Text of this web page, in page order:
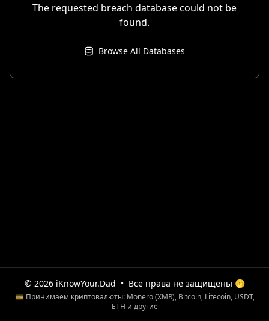
The requested breach database could not be
found.
Browse All Databases
© 2026 iKnowYour.Dad • Все права не защищены 🤭
💳 Принимаем криптовалюты: Monero (XMR), Bitcoin, Litecoin, USDT,
ETH и другие